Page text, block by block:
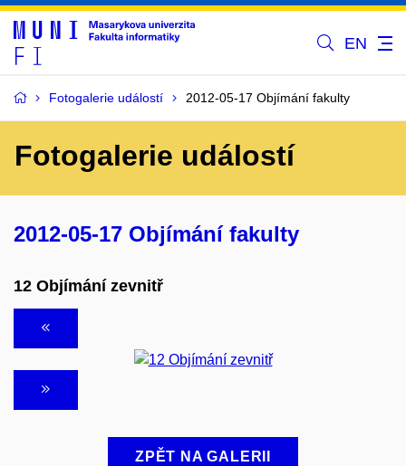
EN
Fotogalerie událostí 2012-05-17 Objímání fakulty
Fotogalerie událostí
2012-05-17 Objímání fakulty
12 Objímání zevnitř
ZPĚT NA GALERII